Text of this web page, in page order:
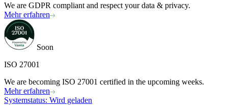
We are GDPR compliant and respect your data & privacy.
Mehr erfahren
Soon
ISO 27001
We are becoming ISO 27001 certified in the upcoming weeks.
Mehr erfahren
Systemstatus: Wird geladen